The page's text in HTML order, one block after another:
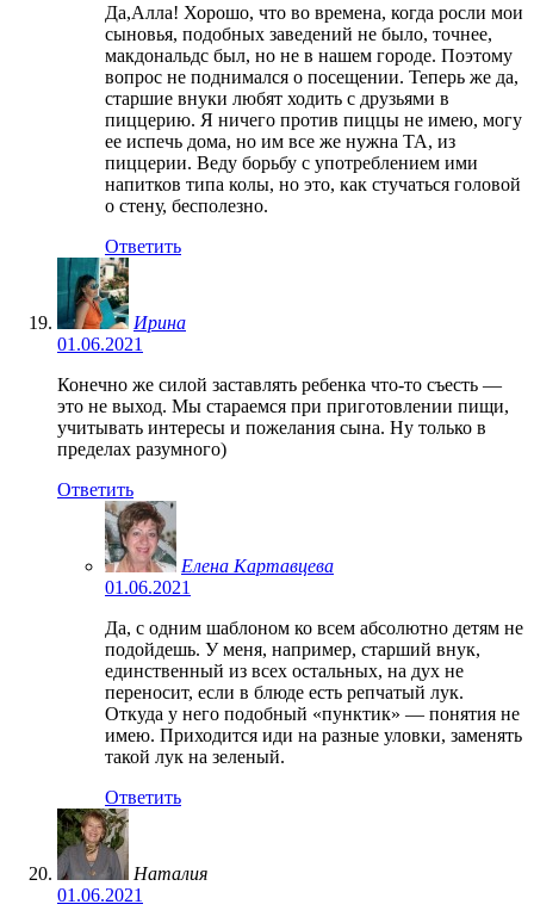
Да,Алла! Хорошо, что во времена, когда росли мои
сыновья, подобных заведений не было, точнее,
макдональдс был, но не в нашем городе. Поэтому
вопрос не поднимался о посещении. Теперь же да,
старшие внуки любят ходить с друзьями в
пиццерию. Я ничего против пиццы не имею, могу
ее испечь дома, но им все же нужна ТА, из
пиццерии. Веду борьбу с употреблением ими
напитков типа колы, но это, как стучаться головой
о стену, бесполезно.
Ответить
Ирина
01.06.2021
Конечно же силой заставлять ребенка что-то съесть —
это не выход. Мы стараемся при приготовлении пищи,
учитывать интересы и пожелания сына. Ну только в
пределах разумного)
Ответить
Елена Картавцева
01.06.2021
Да, с одним шаблоном ко всем абсолютно детям не
подойдешь. У меня, например, старший внук,
единственный из всех остальных, на дух не
переносит, если в блюде есть репчатый лук.
Откуда у него подобный «пунктик» — понятия не
имею. Приходится иди на разные уловки, заменять
такой лук на зеленый.
Ответить
Наталия
01.06.2021